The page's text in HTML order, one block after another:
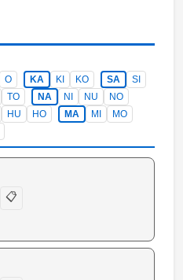
O KA KI KO SA
SI
TO NA NI NU
NO
HU HO MA MI
MO
📋